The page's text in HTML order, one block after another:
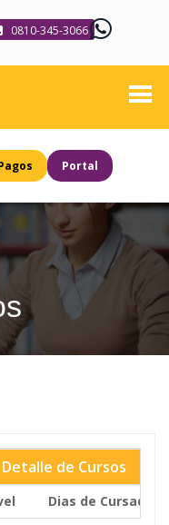
0810-345-3066
Portal
Detalle de Cursos
Dias de Cursada